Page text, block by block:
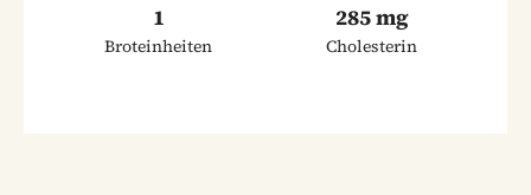
1
Broteinheiten
285 mg
Cholesterin